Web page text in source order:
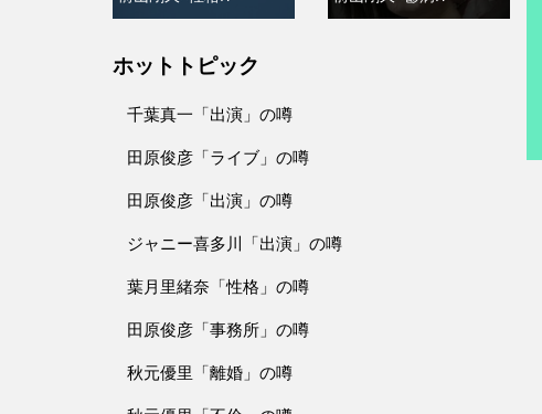
ホットトピック
千葉真一「出演」の噂
田原俊彦「ライブ」の噂
田原俊彦「出演」の噂
ジャニー喜多川「出演」の噂
葉月里緒奈「性格」の噂
田原俊彦「事務所」の噂
秋元優里「離婚」の噂